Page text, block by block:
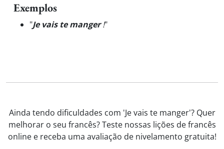
Exemplos
"Je vais te manger!"
Ainda tendo dificuldades com 'Je vais te manger'? Quer
melhorar o seu francês? Teste nossas lições de francês
online e receba uma avaliação de nivelamento gratuita!